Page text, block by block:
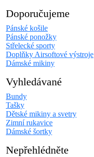
Doporučujeme
Pánské košile
Pánské ponožky
Střelecké sporty
Doplňky Airsoftové výstroje
Dámské mikiny
Vyhledávané
Bundy
Tašky
Dětské mikiny a svetry
Zimní rukavice
Dámské šortky
Nepřehlédněte